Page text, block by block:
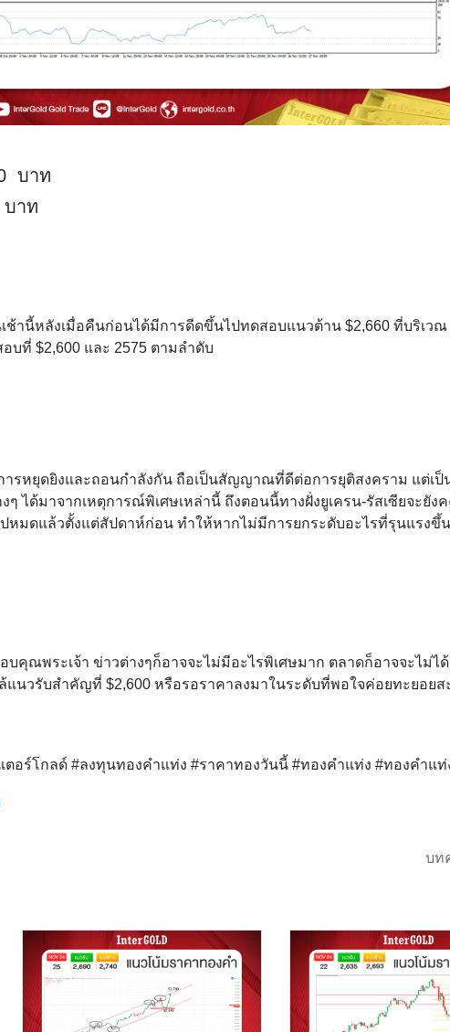
บาท
าท
ช้านี้หลังเมื่อคืนก่อนได้มีการดีดขึ้นไปทดสอบแนวต้าน $2,660 ที่บริเวณ
บที่ $2,600 และ 2575 ตามลำดับ
ารหยุดยิงและถอนกำลังกัน ถือเป็นสัญญาณที่ดีต่อการยุติสงคราม แต่
ได้มาจากเหตุการณ์พิเศษเหล่านี้ ถึงตอนนี้ทางฝั่งยูเครน-รัสเซียจะยังค
ปหมดแล้วตั้งแต่สัปดาห์ก่อน ทำให้หากไม่มีการยกระดับอะไรที่รุนแรงขึ้
บคุณพระเจ้า ข่าวต่างๆก็อาจจะไม่มีอะไรพิเศษมาก ตลาดก็อาจจะไม่ไ
แนวรับสำคัญที่ $2,600 หรือรอราคาลงมาในระดับที่พอใจค่อยทะยอย
เตอร์โกลด์ #ลงทุนทองคำแท่ง #ราคาทองวันนี้ #ทองคำแท่ง #ทองคำแท่
บท